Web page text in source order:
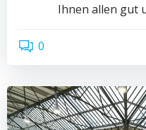
Ihnen allen gut
0